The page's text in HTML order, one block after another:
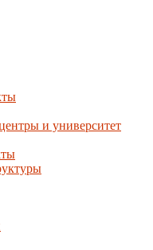
и университет